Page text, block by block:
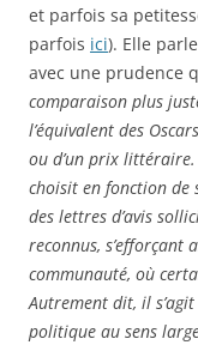
et parfois sa
parfois ici). Elle
avec une prudence
comparaison plus
l’équivalent des
ou d’un prix
choisit en fonction de
des lettres d’avis
reconnus, s’efforçant
communauté, où
Autrement dit, il
politique au sens